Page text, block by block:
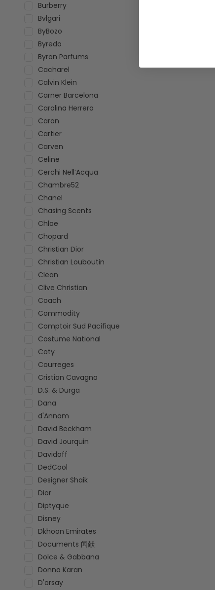
Burberry
Bvlgari
ByBozo
Byredo
Byron Parfums
Cacharel
Calvin Klein
Carner Barcelona
Carolina Herrera
Caron
Cartier
Carven
Celine
Cerchi Nell’Acqua
Chambre52
Chanel
Chasing Scents
Chloe
Chopard
Christian Dior
Christian Louboutin
Clean
Clive Christian
Coach
Commodity
Comptoir Sud Pacifique
Costume National
Coty
Courreges
Cristian Cavagna
D.S. & Durga
Dana
d'Annam
David Beckham
David Jourquin
Davidoff
DedCool
Designer Shaik
Dior
Diptyque
Disney
Dkhoon Emirates
Documents 闻献
Dolce & Gabbana
Donna Karan
D'orsay